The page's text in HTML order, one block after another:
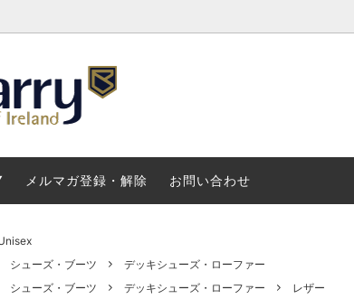
ツ・ショートブーツ マリンブーツ
ツ・ショートブーツ マリンブーツ
キシューズ マリン用バッグ・その他用品
ップ ブーツ周辺アクセサリ
メルマガ登録・解除 お問い合わせ
シューズ・ブーツ
デッキシューズ・ローファー
シューズ・ブーツ デッキシューズ・ローファー
レザー